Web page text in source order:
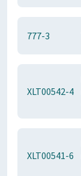
777-3
XLT00542-4
XLT00541-6